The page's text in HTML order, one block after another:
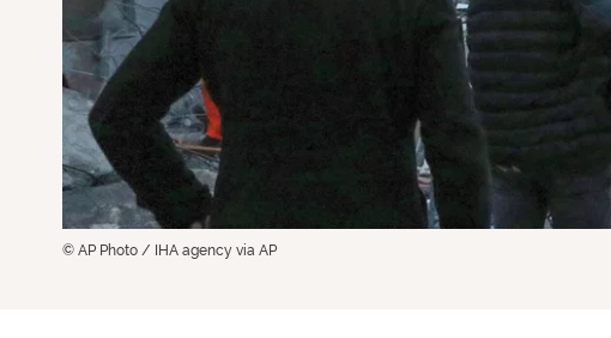
© AP Photo / IHA agency via AP